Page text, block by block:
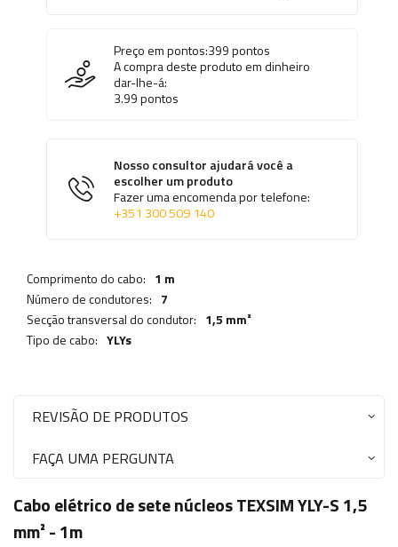
Preço em pontos:399pontos
A compra deste produto em dinheiro
dar-lhe-á:
3.99pontos
Nosso consultor ajudará você a
escolher um produto
Fazer uma encomenda por telefone:
+351 300 509 140
Comprimento do cabo: 1 m
Número de condutores: 7
Secção transversal do condutor: 1,5 mm²
Tipo de cabo: YLYs
REVISÃO DE PRODUTOS
FAÇA UMA PERGUNTA
Cabo elétrico de sete núcleos TEXSIM YLY-S 1,5
mm² - 1m